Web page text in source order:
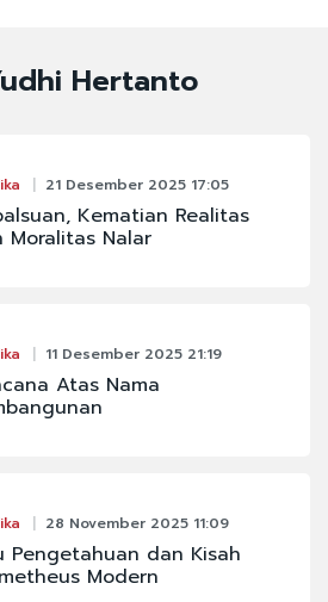
Hertanto
21 Desember 2025 17:05
Kematian Realitas
Moralitas Nalar
11 Desember 2025 21:19
Atas Nama
28 November 2025 11:09
Pengetahuan dan Kisah
Modern